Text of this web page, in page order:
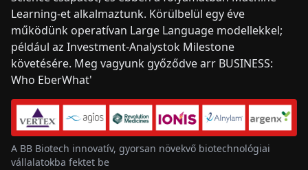
Learning-et alkalmaztunk. Körülbelül egy éve
működünk operatívan Large Language modellekkel;
például az Investment-Analystok Milestone
követésére. Meg vagyunk győződve arr BUSINESS:
Who EberWhat'
A BB Biotech innovatív, gyorsan növekvő biotechnológiai
vállalatokba fektet be